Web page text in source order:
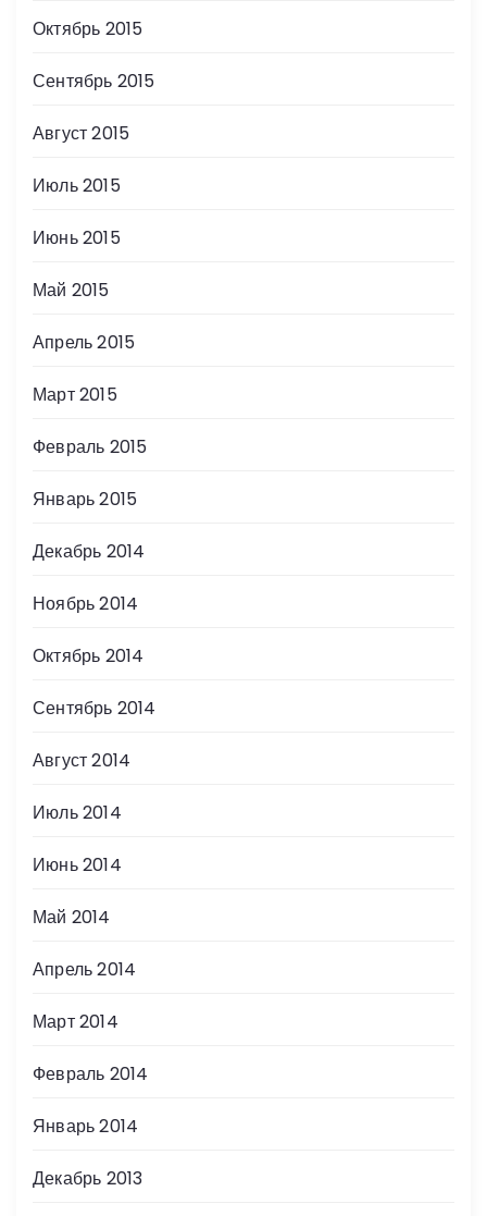
Октябрь 2015
Сентябрь 2015
Август 2015
Июль 2015
Июнь 2015
Май 2015
Апрель 2015
Март 2015
Февраль 2015
Январь 2015
Декабрь 2014
Ноябрь 2014
Октябрь 2014
Сентябрь 2014
Август 2014
Июль 2014
Июнь 2014
Май 2014
Апрель 2014
Март 2014
Февраль 2014
Январь 2014
Декабрь 2013